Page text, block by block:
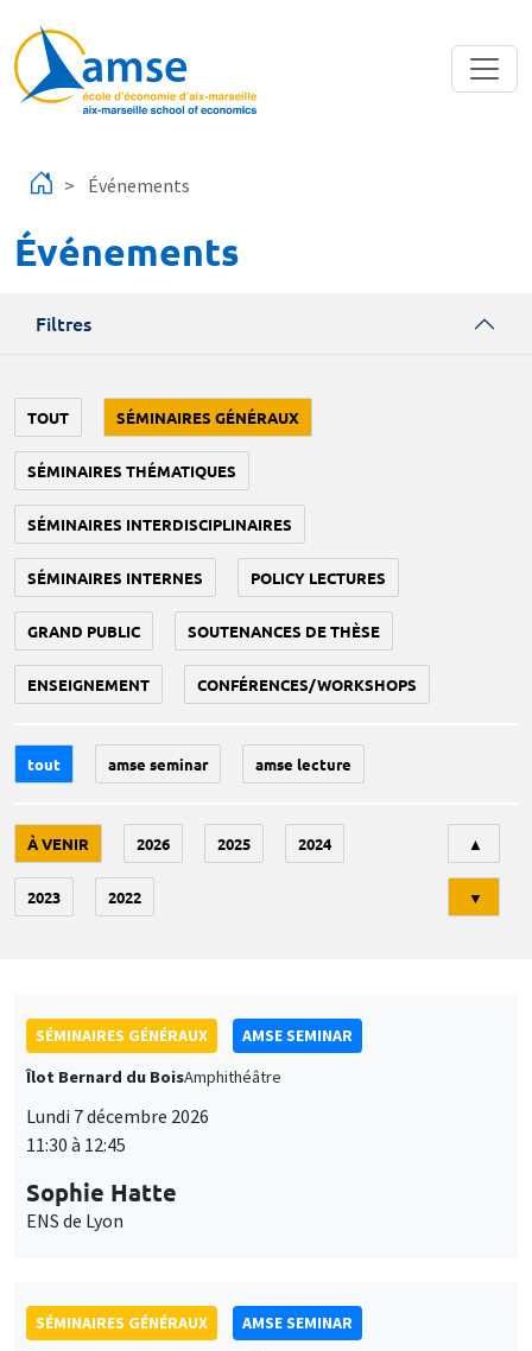
Événements
Événements
Filtres
TOUT SÉMINAIRES GÉNÉRAUX
SÉMINAIRES THÉMATIQUES
SÉMINAIRES INTERDISCIPLINAIRES
SÉMINAIRES INTERNES POLICY LECTURES
GRAND PUBLIC SOUTENANCES DE THÈSE
ENSEIGNEMENT CONFÉRENCES/WORKSHOPS
tout amse seminar amse lecture
À VENIR 2026 2025 2024
2023 2022
▲
▼
SÉMINAIRES GÉNÉRAUX
AMSE SEMINAR
Îlot Bernard du BoisAmphithéâtre
Lundi 7 décembre 2026
11:30 à 12:45
Sophie Hatte
ENS de Lyon
SÉMINAIRES GÉNÉRAUX
AMSE SEMINAR